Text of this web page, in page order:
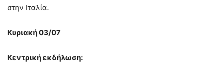
στην Ιταλία.
Κυριακή 03/07
Κεντρική εκδήλωση: